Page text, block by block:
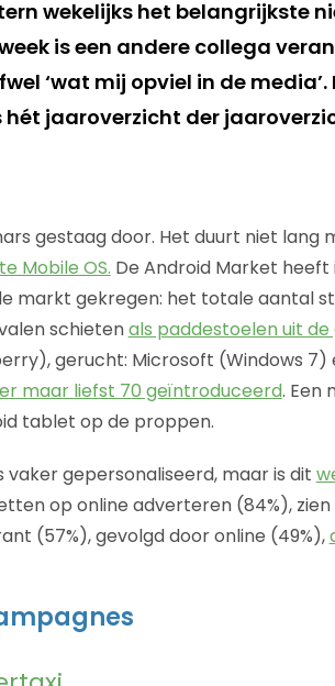
wekelijks het belangrijkste
is een andere collega
‘wat mij opviel in de
jaaroverzicht der
gestaag door. Het duurt niet lang
Mobile OS. De Android Market heeft
markt gekregen: het totale aantal
schietenals paddestoelen uit de
gerucht: Microsoft (Windows 7)
er maar liefst 70 geïntroduceerd. Een
tablet op de proppen.
gepersonaliseerd, maar is dit
op online adverteren (84%),
(57%), gevolgd door online (49%),